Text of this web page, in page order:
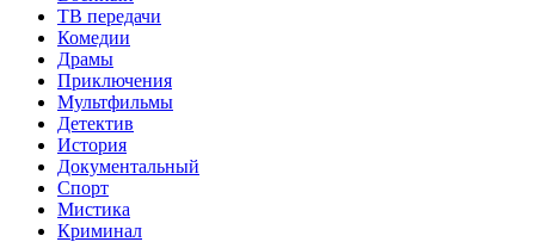
ТВ передачи
Комедии
Драмы
Приключения
Мультфильмы
Детектив
История
Документальный
Спорт
Мистика
Криминал